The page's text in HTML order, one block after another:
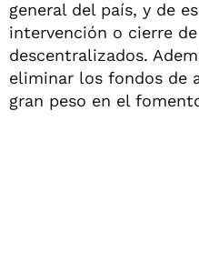
general del país, y de
intervención o cierre
descentralizados.
eliminar los fondos de
gran peso en el